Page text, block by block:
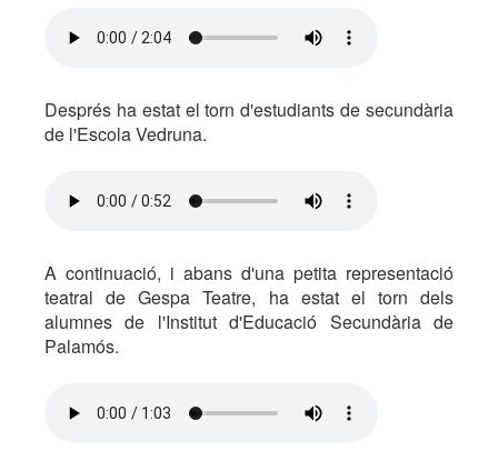
Després ha estat el torn d'estudiants de secundària
de l'Escola Vedruna.
A continuació, i abans d'una petita representació
teatral de Gespa Teatre, ha estat el torn dels
alumnes de l'Institut d'Educació Secundària de
Palamós.